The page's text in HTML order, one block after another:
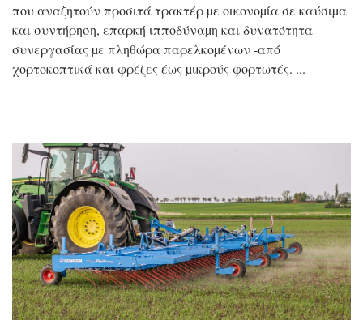
που αναζητούν προσιτά τρακτέρ µε οικονοµία σε καύσιµα
και συντήρηση, επαρκή ιπποδύναµη και δυνατότητα
συνεργασίας µε πληθώρα παρελκοµένων -από
χορτοκοπτικά και φρέζες έως µικρούς φορτωτές.